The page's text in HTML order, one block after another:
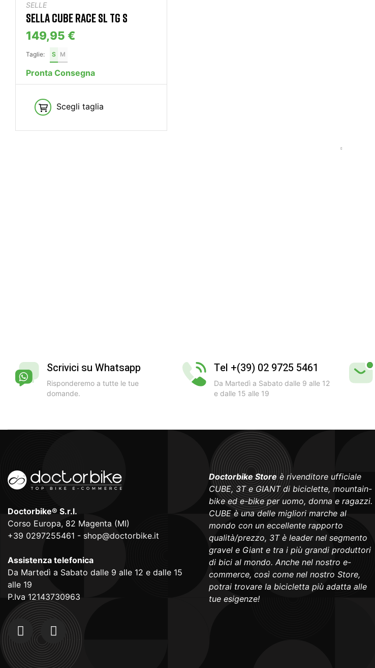
SELLE
SELLA CUBE RACE SL TG S
149,95 €
Taglie: S M
Pronta Consegna
Scegli taglia
Scrivici su Whatsapp
Risponderemo a tutte le tue
domande.
Tel +(39) 02 9725 5461
Da Martedì a Sabato dalle 9 alle 12
e dalle 15 alle 19
Doctorbike® S.r.l.
Corso Europa, 82 Magenta (MI)
+39 0297255461 - shop@doctorbike.it
Assistenza telefonica
Da Martedì a Sabato dalle 9 alle 12 e dalle 15
alle 19
P.Iva 12143730963
Doctorbike Storeè rivenditore ufficiale
CUBE, 3T e GIANT di biciclette, mountain-
bike ed e-bike per uomo, donna e ragazzi.
CUBE è una delle migliori marche al
mondo con un eccellente rapporto
qualità/prezzo, 3T è leader nel segmento
gravel e Giant e tra i più grandi produttori
di bici al mondo. Anche nel nostro e-
commerce, così come nel nostro Store,
potrai trovare la bicicletta più adatta alle
tue esigenze!